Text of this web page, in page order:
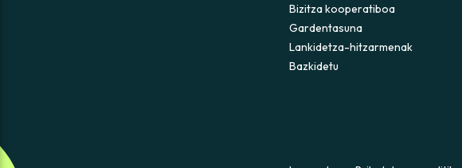
Bizitza kooperatiboa
Gardentasuna
Lankidetza-hitzarmenak
Bazkidetu